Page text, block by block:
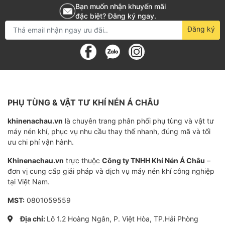
Bạn muốn nhận khuyến mãi
đặc biệt? Đăng ký ngay.
Đăng ký
PHỤ TÙNG & VẬT TƯ KHÍ NÉN Á CHÂU
khinenachau.vn là chuyên trang phân phối phụ tùng và vật tư
máy nén khí, phục vụ nhu cầu thay thế nhanh, đúng mã và tối
ưu chi phí vận hành.
Khinenachau.vn trực thuộc Công ty TNHH Khí Nén Á Châu –
đơn vị cung cấp giải pháp và dịch vụ máy nén khí công nghiệp
tại Việt Nam.
MST: 0801059559
Địa chỉ: Lô 1.2 Hoàng Ngân, P. Việt Hòa, TP.Hải Phòng